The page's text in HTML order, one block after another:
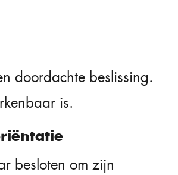
doordachte beslissing.
is.
besloten om zijn